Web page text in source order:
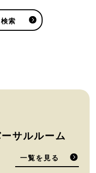
索
サルルーム
一覧を見る